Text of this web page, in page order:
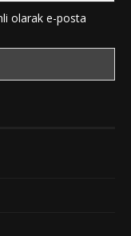
olarak e-posta